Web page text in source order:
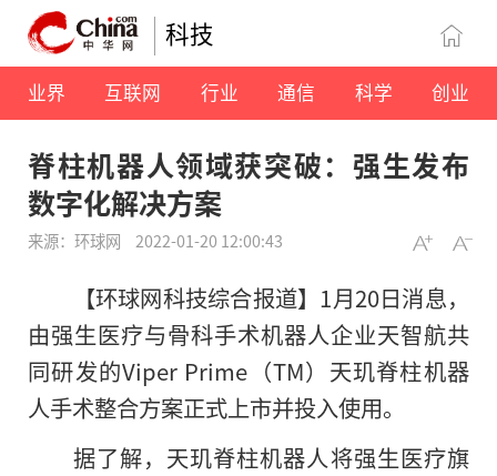
科技
业界 互联网 行业 通信 科学 创业
脊柱机器人领域获突破：强生发布
数字化解决方案
来源：环球网 2022-01-20 12:00:43
【环球网科技综合报道】 1月20日消息，
由强生医疗与骨科手术机器人企业天智航共
同研发的Viper Prime（TM）天玑脊柱机器
人手术整合方案正式上市并投入使用。
据了解，天玑脊柱机器人将强生医疗旗